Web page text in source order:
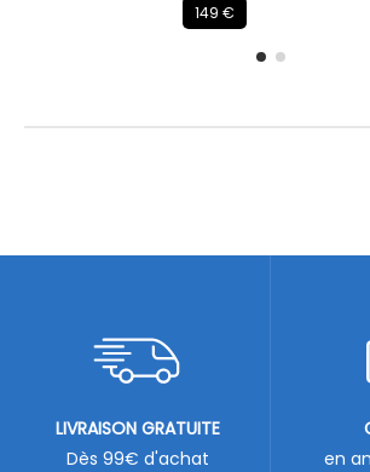
149 €
LIVRAISON GRATUITE
Dès 99€ d'achat
en